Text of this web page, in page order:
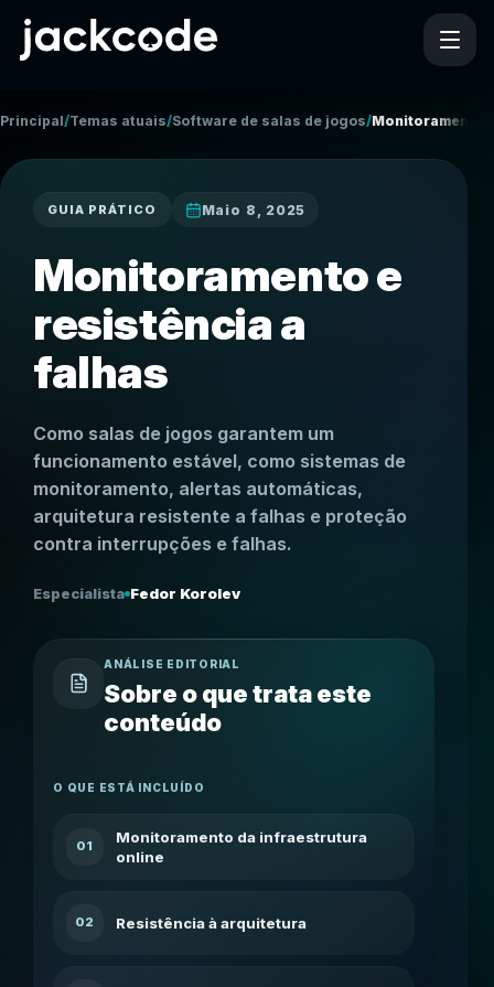
Principal/Temas atuais/Software de salas de jogos/Monitoramento
GUIA PRÁTICO Maio 8, 2025
Monitoramento e
resistência a
falhas
Como salas de jogos garantem um
funcionamento estável, como sistemas de
monitoramento, alertas automáticas,
arquitetura resistente a falhas e proteção
contra interrupções e falhas.
Especialista Fedor Korolev
ANÁLISE EDITORIAL
Sobre o que trata este
conteúdo
O QUE ESTÁ INCLUÍDO
01
Monitoramento da infraestrutura
online
02 Resistência à arquitetura